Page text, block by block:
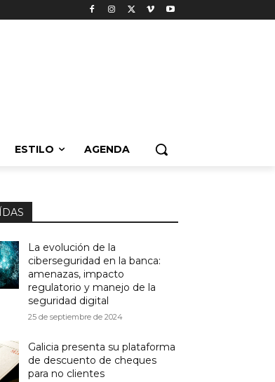
ESTILO AGENDA
La evolución de la
ciberseguridad en la banca:
amenazas, impacto
regulatorio y manejo de la
seguridad digital
25 de septiembre de 2024
Galicia presenta su plataforma
de descuento de cheques
para no clientes